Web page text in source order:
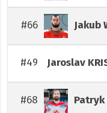
#66 Jakub
#49 Jaroslav
#68 Patryk